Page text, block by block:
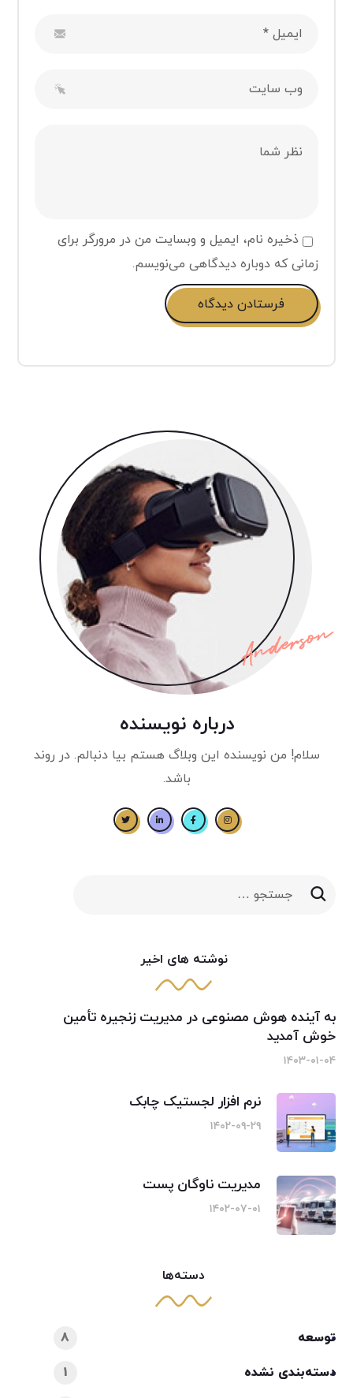
ذخیره نام، ایمیل و وبسایت من در مرورگر برای
زمانی که دوباره دیدگاهی می‌نویسم.
درباره نویسنده
سلام! من نویسنده این وبلاگ هستم بیا دنبالم. در روند
باشد.
نوشته های اخیر
به آینده هوش مصنوعی در مدیریت زنجیره تأمین
خوش آمدید
۱۴۰۳-۰۱-۰۴
نرم افزار لجستیک چابک
۱۴۰۲-۰۹-۲۹
مدیریت ناوگان پست
۱۴۰۲-۰۷-۰۱
دسته‌ها
توسعه 8
دسته‌بندی نشده 1